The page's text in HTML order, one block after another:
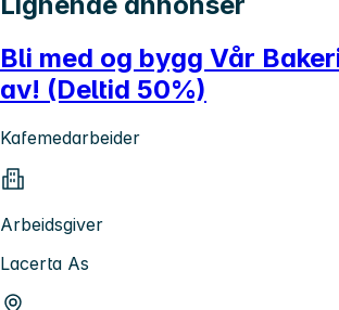
Bli med og bygg Vår
av! (Deltid 50%)
Kafemedarbeider
Arbeidsgiver
Lacerta As